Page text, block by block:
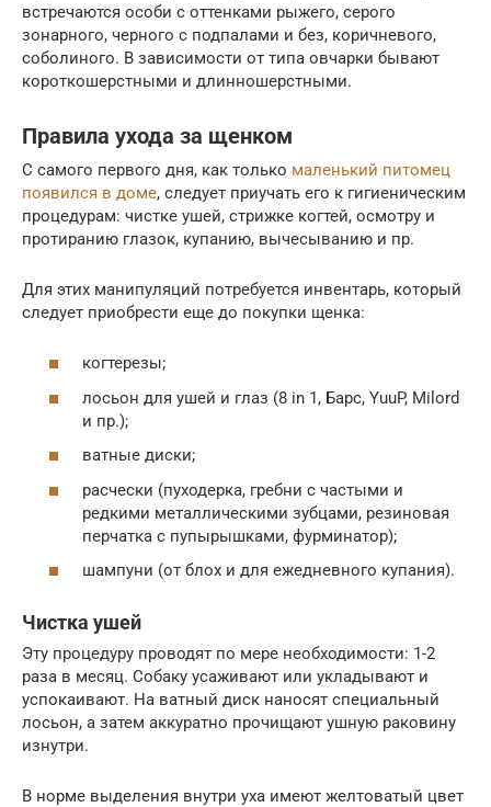
встречаются особи с оттенками рыжего, серого
зонарного, черного с подпалами и без, коричневого,
соболиного. В зависимости от типа овчарки бывают
короткошерстными и длинношерстными.
Правила ухода за щенком
С самого первого дня, как только маленький питомец
появился в доме, следует приучать его к гигиеническим
процедурам: чистке ушей, стрижке когтей, осмотру и
протиранию глазок, купанию, вычесыванию и пр.
Для этих манипуляций потребуется инвентарь, который
следует приобрести еще до покупки щенка:
когтерезы;
лосьон для ушей и глаз (8 in 1, Барс, YuuP, Milord
и пр.);
ватные диски;
расчески (пуходерка, гребни с частыми и
редкими металлическими зубцами, резиновая
перчатка с пупырышками, фурминатор);
шампуни (от блох и для ежедневного купания).
Чистка ушей
Эту процедуру проводят по мере необходимости: 1-2
раза в месяц. Собаку усаживают или укладывают и
успокаивают. На ватный диск наносят специальный
лосьон, а затем аккуратно прочищают ушную раковину
изнутри.
В норме выделения внутри уха имеют желтоватый цвет